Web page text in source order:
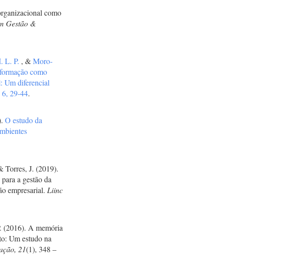
como
Gestão &
L. P. , &Moro-
como
Um diferencial
6, 29-44.
O estudo da
Torres, J. (2019).
a gestão da
empresarial.Liinc
(2016). A memória
Um estudo na
21(1), 348 –